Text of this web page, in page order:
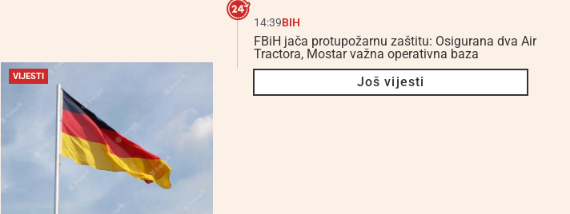
VIJESTI
14:39BIH
FBiH jača protupožarnu zaštitu: Osigurana dva Air
Tractora, Mostar važna operativna baza
Još vijesti